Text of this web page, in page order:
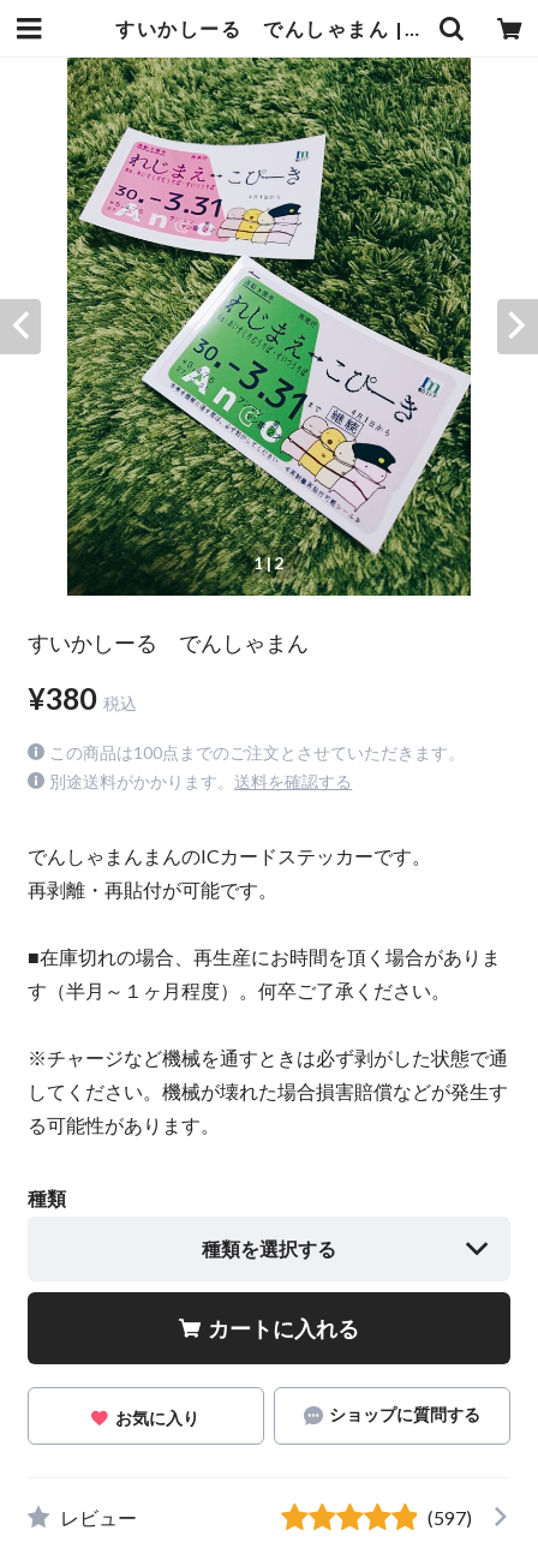
すいかしーる でんしゃまん | あんまんまんしょっぷ
1| 2
すいかしーる でんしゃまん
¥380 税込
この商品は100点までのご注文とさせていただきます。
別途送料がかかります。 送料を確認する
でんしゃまんまんのICカードステッカーです。
再剥離・再貼付が可能です。
■在庫切れの場合、再生産にお時間を頂く場合がありま
す（半月～１ヶ月程度）。何卒ご了承ください。
※チャージなど機械を通すときは必ず剥がした状態で通
してください。機械が壊れた場合損害賠償などが発生す
る可能性があります。
種類
種類を選択する
カートに入れる
お気に入り ショップに質問する
レビュー (597)